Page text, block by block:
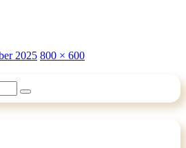
2025 Originalgröße
800 × 600
Suchen